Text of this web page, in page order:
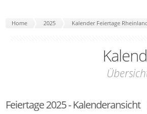
Home 2025 Kalender Feiertage
Feiertage 2025 - Kalenderansicht